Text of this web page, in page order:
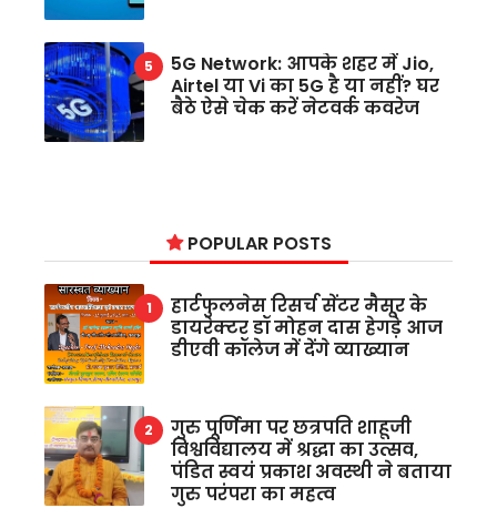
5G Network: आपके शहर में Jio,
Airtel या Vi का 5G है या नहीं? घर
बैठे ऐसे चेक करें नेटवर्क कवरेज
POPULAR POSTS
हार्टफुलनेस रिसर्च सेंटर मैसूर के
डायरेक्टर डॉ मोहन दास हेगड़े आज
डीएवी कॉलेज में देंगे व्याख्यान
गुरु पूर्णिमा पर छत्रपति शाहूजी
विश्वविद्यालय में श्रद्धा का उत्सव,
पंडित स्वयं प्रकाश अवस्थी ने बताया
गुरु परंपरा का महत्व